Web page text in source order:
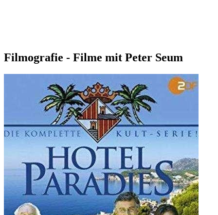
Filmografie - Filme mit Peter Seum